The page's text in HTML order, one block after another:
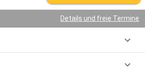
Details und freie Termine